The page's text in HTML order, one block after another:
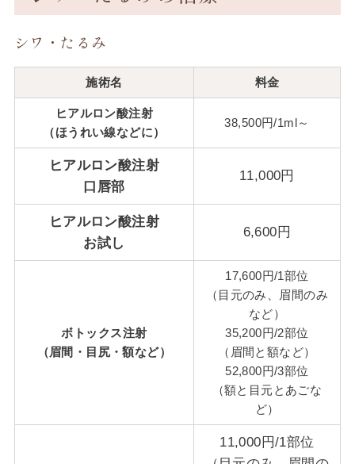
シワ・たるみ
施術名 料金
ヒアルロン酸注射
（ほうれい線などに）
38,500円/1ml～
ヒアルロン酸注射
口唇部
11,000円
ヒアルロン酸注射
お試し
6,600円
ボトックス注射
（眉間・目尻・額など）
17,600円/1部位
（目元のみ、眉間のみ
など）
35,200円/2部位
（眉間と額など）
52,800円/3部位
（額と目元とあごな
ど）
11,000円/1部位